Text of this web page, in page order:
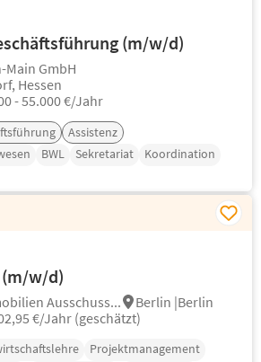
(m/w/d)
GmbH
Hessen
- 55.000 €/Jahr
Assistenz
BWL Sekretariat
Koordination
(m/w/d)
Ausschuss...
Berlin |Berlin
€/Jahr (geschätzt)
Projektmanagement